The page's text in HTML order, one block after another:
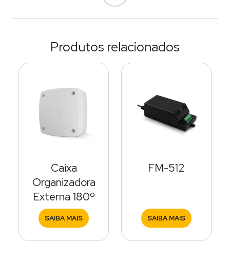
Produtos relacionados
Caixa
Organizadora
Externa 180º
SAIBA MAIS
FM-512
SAIBA MAIS